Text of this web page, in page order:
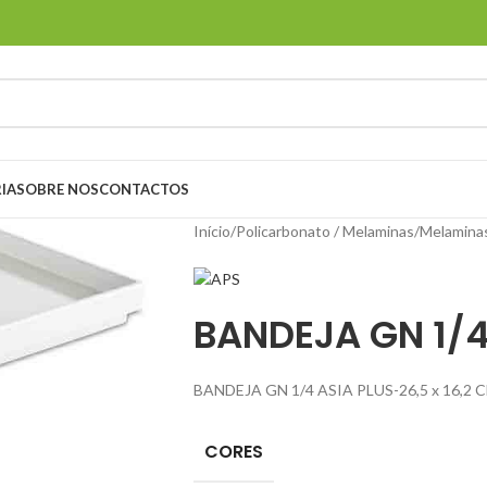
SOBRE NOSCONTACTOS
Início/Policarbonato / Melaminas/
BANDEJA GN 1/
BANDEJA GN 1/4 ASIA PLUS-26,5 x 16,2
CORES